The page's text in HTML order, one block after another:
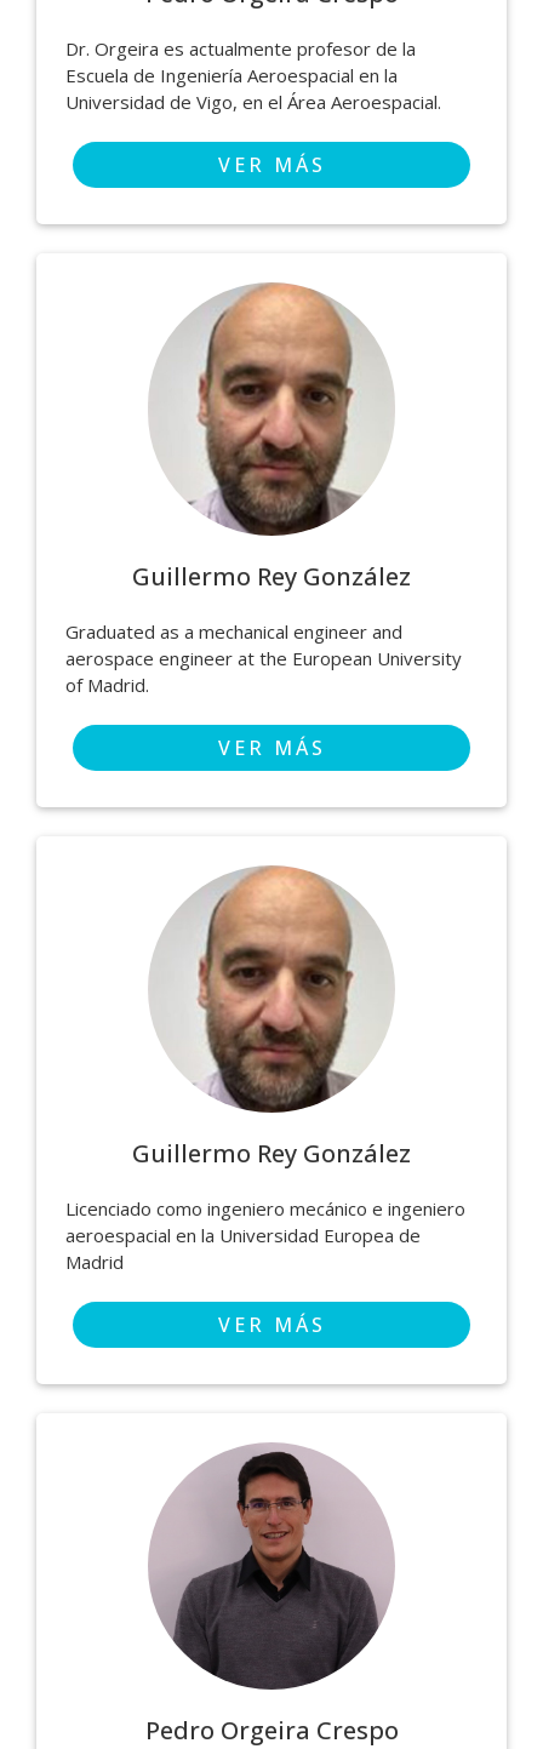
Dr. Orgeira es actualmente profesor de la
Escuela de Ingeniería Aeroespacial en la
Universidad de Vigo, en el Área Aeroespacial.
VER MÁS
Guillermo Rey González
Graduated as a mechanical engineer and
aerospace engineer at the European University
of Madrid.
VER MÁS
Guillermo Rey González
Licenciado como ingeniero mecánico e ingeniero
aeroespacial en la Universidad Europea de
Madrid
VER MÁS
Pedro Orgeira Crespo